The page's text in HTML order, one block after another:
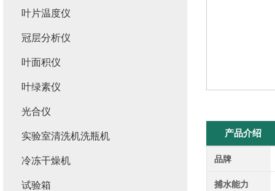
产品介绍
品牌
捕水能力
叶片温度仪
冠层分析仪
叶面积仪
叶绿素仪
光合仪
实验室清洗机洗瓶机
冷冻干燥机
试验箱